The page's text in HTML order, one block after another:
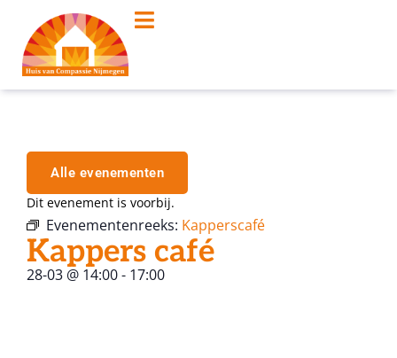
Alle evenementen
Dit evenement is voorbij.
Evenementenreeks: Kapperscafé
Kappers café
28-03 @ 14:00- 17:00